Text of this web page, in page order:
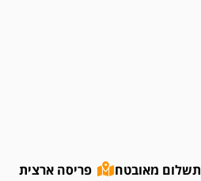
תשלום מאובטח פריסה ארצית